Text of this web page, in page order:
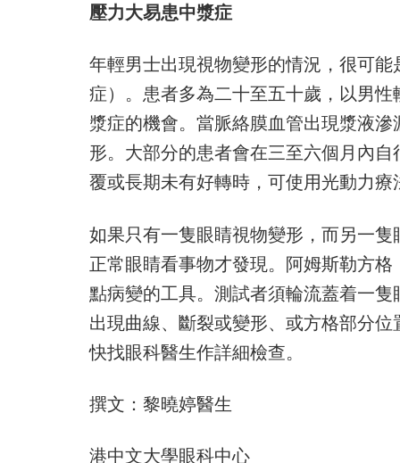
壓力大易患中漿症
年輕男士出現視物變形的情況，很可
症）。患者多為二十至五十歲，以男
漿症的機會。當脈絡膜血管出現漿液
形。大部分的患者會在三至六個月內
覆或長期未有好轉時，可使用光動力
如果只有一隻眼睛視物變形，而另一
正常眼睛看事物才發現。阿姆斯勒方
點病變的工具。測試者須輪流蓋着一
出現曲線、斷裂或變形、或方格部分
快找眼科醫生作詳細檢查。
撰文：黎曉婷醫生
港中文大學眼科中心